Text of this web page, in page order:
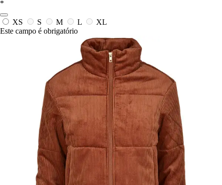
*
XS S M L
XL
Este campo é obrigatório